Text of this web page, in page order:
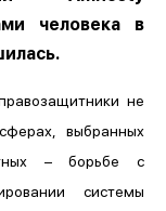
человека в
правозащитники не
выбранных
– борьбе с
системы